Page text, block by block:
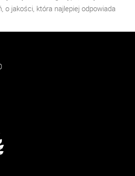
o jakości, która najlepiej odpowiada